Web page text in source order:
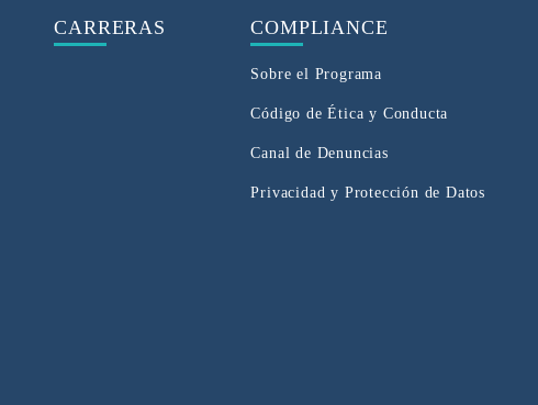
CARRERAS COMPLIANCE
Sobre el Programa
Código de Ética y Conducta
Canal de Denuncias
Privacidad y Protección de Datos